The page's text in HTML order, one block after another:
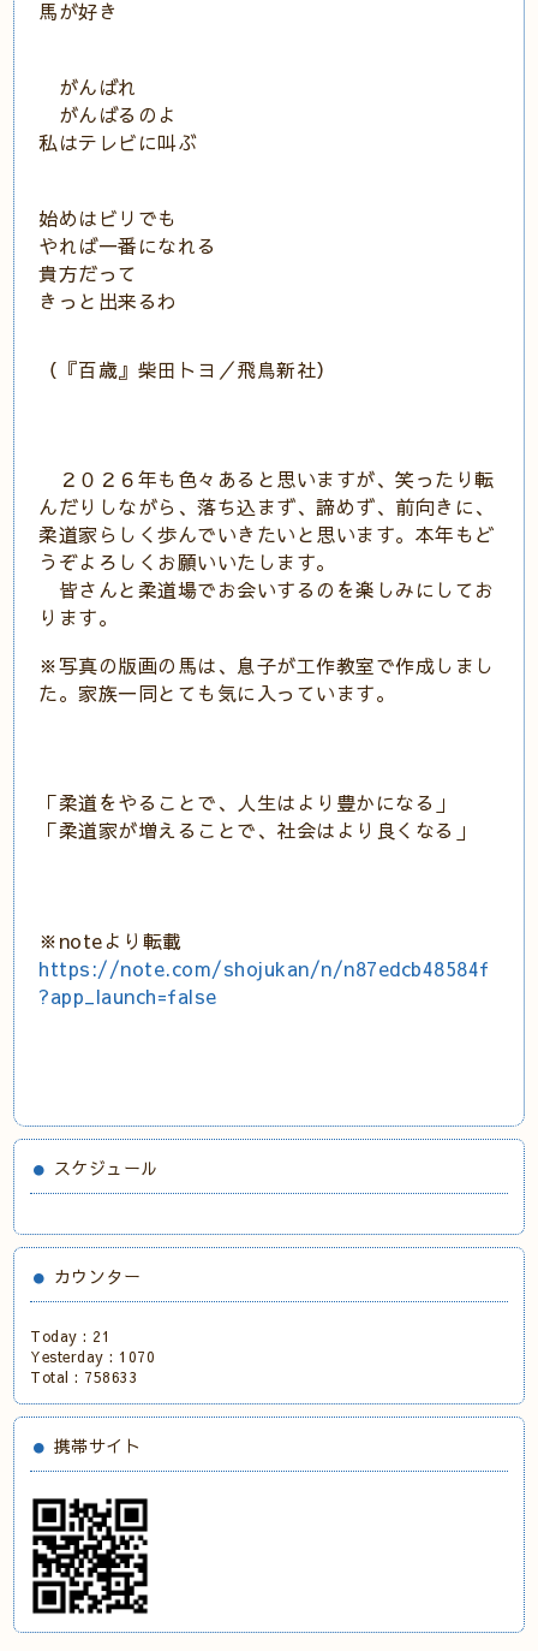
馬が好き
がんばれ
がんばるのよ
私はテレビに叫ぶ
始めはビリでも
やれば一番になれる
貴方だって
きっと出来るわ
（『百歳』柴田トヨ／飛鳥新社）
２０２６年も色々あると思いますが、笑ったり転
んだりしながら、落ち込まず、諦めず、前向きに、
柔道家らしく歩んでいきたいと思います。本年もど
うぞよろしくお願いいたします。
皆さんと柔道場でお会いするのを楽しみにしてお
ります。
※写真の版画の馬は、息子が工作教室で作成しまし
た。家族一同とても気に入っています。
「柔道をやることで、人生はより豊かになる」
「柔道家が増えることで、社会はより良くなる」
※noteより転載
https://note.com/shojukan/n/n87edcb48584f
?app_launch=false
スケジュール
カウンター
Today : 21
Yesterday : 1070
Total : 758633
携帯サイト